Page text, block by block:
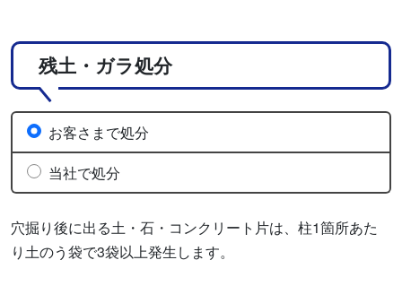
残土・ガラ処分
穴掘り後に出る土・石・コンクリート片は、柱1箇所あた
り土のう袋で3袋以上発生します。
お客さまで処分
当社で処分